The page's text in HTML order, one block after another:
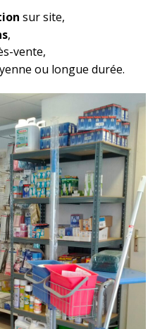
sur site,
,
vente,
ou longue durée.